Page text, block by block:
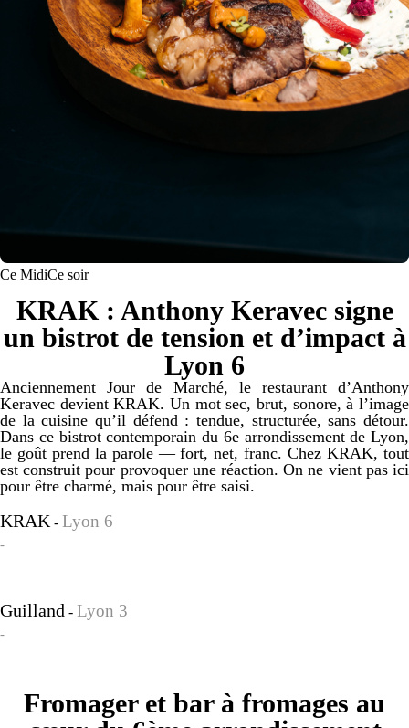
Ce MidiCe soir
KRAK : Anthony Keravec signe
un bistrot de tension et d’impact à
Lyon 6
Anciennement Jour de Marché, le restaurant d’Anthony
Keravec devient KRAK. Un mot sec, brut, sonore, à l’image
de la cuisine qu’il défend : tendue, structurée, sans détour.
Dans ce bistrot contemporain du 6e arrondissement de Lyon,
le goût prend la parole — fort, net, franc. Chez KRAK, tout
est construit pour provoquer une réaction. On ne vient pas ici
pour être charmé, mais pour être saisi.
KRAK - Lyon 6
-
Guilland - Lyon 3
-
Fromager et bar à fromages au